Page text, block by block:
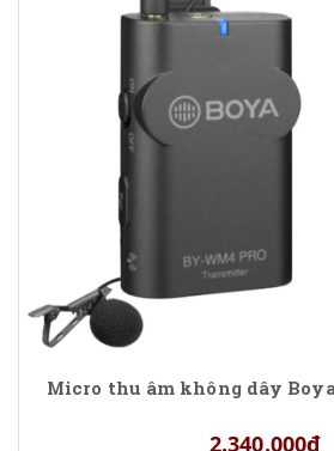
Micro thu âm không dây
2.340.000₫